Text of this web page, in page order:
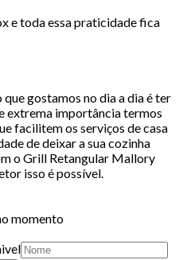
e toda essa praticidade fica
gostamos no dia a dia é ter
extrema importância termos
facilitem os serviços de casa
de deixar a sua cozinha
o Grill Retangular Mallory
isso é possível.
momento